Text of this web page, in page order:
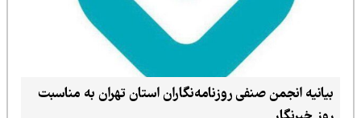
بیانیه انجمن صنفی روزنامه‌نگاران استان تهران به مناسبت